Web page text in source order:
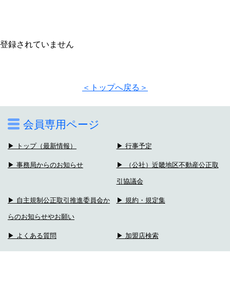
会員専用ページ
▶ トップ（最新情報） ▶ 行事予定
▶ 事務局からのお知らせ ▶ （公社）近畿地区不動産公正取
引協議会
▶ 自主規制公正取引推進委員会か
らのお知らせやお願い
▶ 規約・規定集
▶ よくある質問 ▶ 加盟店検索
登録されていません
＜トップへ戻る＞